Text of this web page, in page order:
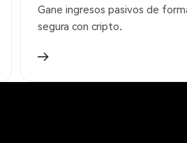
Gane ingresos pasivos de
segura con cripto.